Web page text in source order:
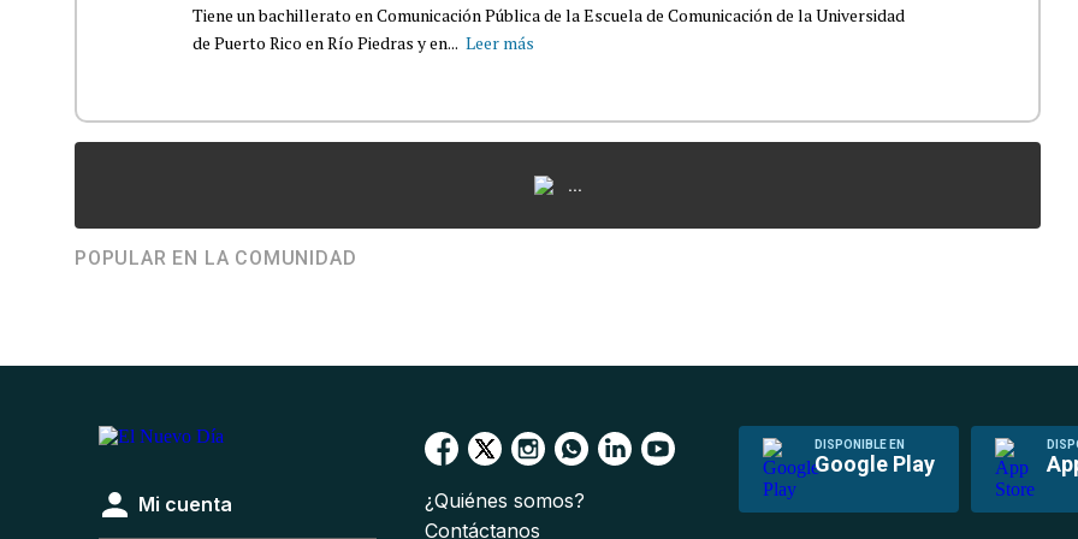
Tiene un bachillerato en Comunicación Pública de la Escuela de Comunicación de la Universidad
de Puerto Rico en Río Piedras y en... Leer más
...
POPULAR EN LA COMUNIDAD
DISPONIBLE EN
Google Play
Mi cuenta
¿Quiénes somos?
Contáctanos